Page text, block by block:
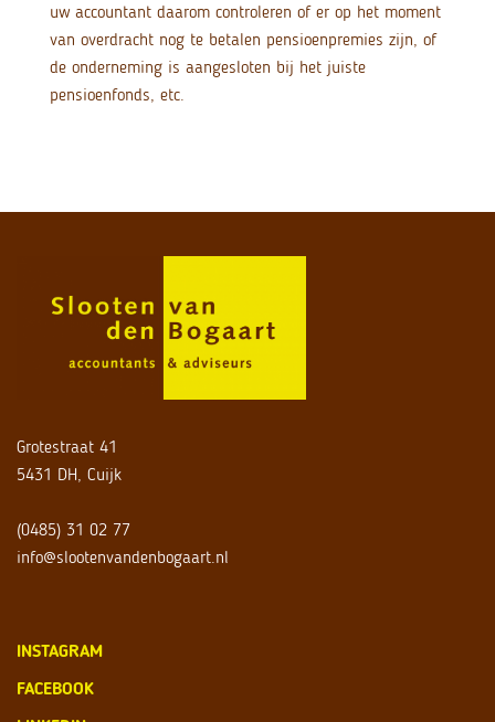
uw accountant daarom controleren of er op het moment
van overdracht nog te betalen pensioenpremies zijn, of
de onderneming is aangesloten bij het juiste
pensioenfonds, etc.
Grotestraat 41
5431 DH, Cuijk
(0485) 31 02 77
info@slootenvandenbogaart.nl
INSTAGRAM
FACEBOOK